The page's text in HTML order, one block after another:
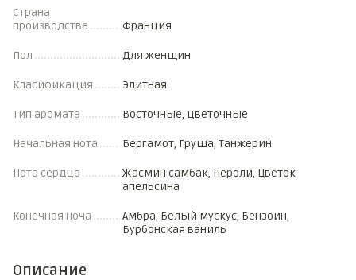
Страна
производства
Франция
Пол Для женщин
Класификация Элитная
Тип аромата Восточные, цветочные
Начальная нота Бергамот, Груша, Танжерин
Нота сердца
Жасмин самбак, Нероли, Цветок
апельсина
Конечная ноча
Амбра, Белый мускус, Бензоин,
Бурбонская ваниль
Описание